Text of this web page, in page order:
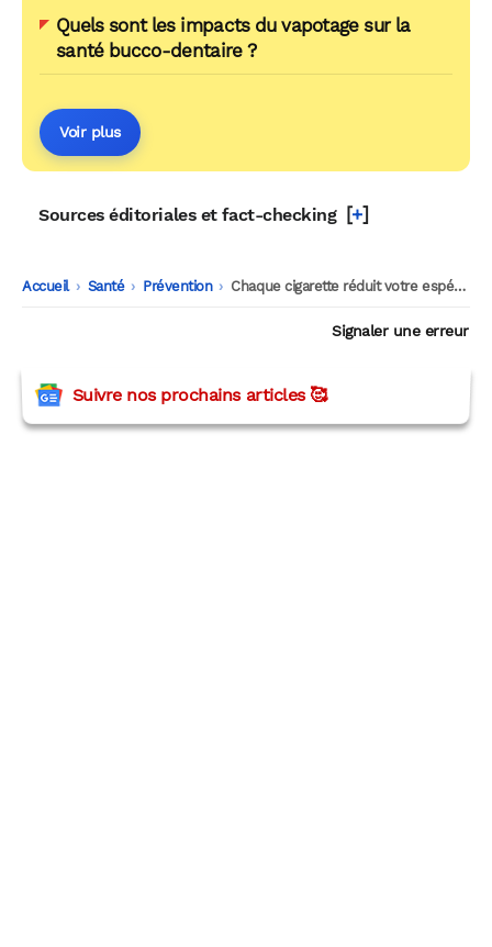
Quels sont les impacts du vapotage sur la
santé bucco-dentaire ?
Voir plus
Sources éditoriales et fact-checking [+]
Accueil -
Santé -
Prévention -
Chaque cigarette réduit votre espérance de vie de 20 minutes
Signaler une erreur
Suivre nos prochains articles 🥰